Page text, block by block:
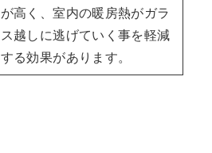
が高く、室内の暖房熱がガラ
ス越しに逃げていく事を軽減
する効果があります。